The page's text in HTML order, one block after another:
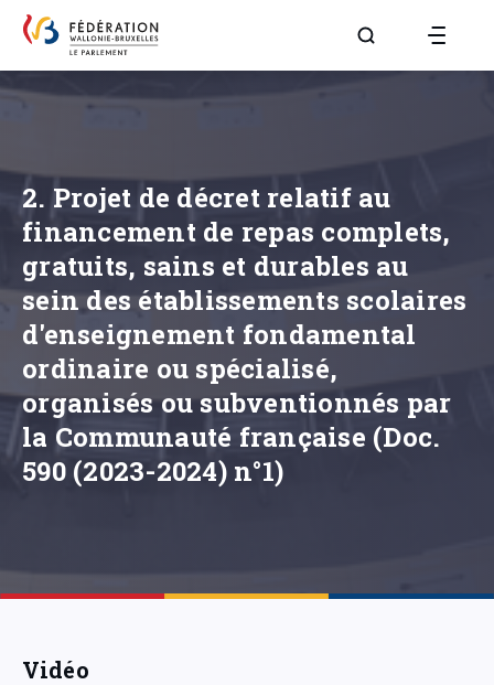
Aller à la page
2. Projet de décret relatif au
financement de repas complets,
gratuits, sains et durables au
sein des établissements scolaires
d'enseignement fondamental
ordinaire ou spécialisé,
organisés ou subventionnés par
la Communauté française (Doc.
590 (2023-2024) n°1)
Vidéo